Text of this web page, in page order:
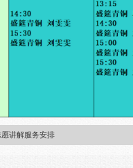
愿讲解服务安排